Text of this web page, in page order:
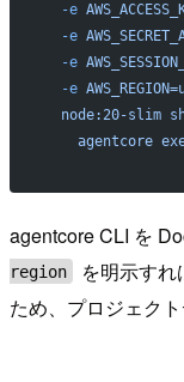
  -e
  -e
  -e
  -e
  node:20-slim
agentcore
agentcore CLI を
region
を明示すれ
ため、プロジェク